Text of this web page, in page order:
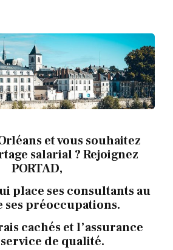
et vous souhaitez
salarial ? Rejoignez
PORTAD,
place ses consultants au
préoccupations.
cachés et l’assurance
de qualité.